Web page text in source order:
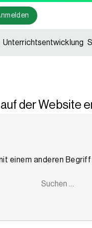
Unterrichtsentwicklung
auf der Website
einem anderen